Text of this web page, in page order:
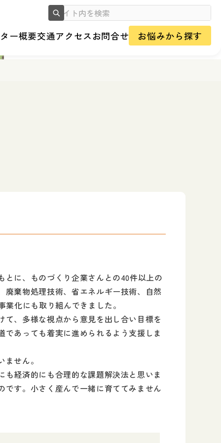
ー概要交通アクセスお問合せ お悩みから探す
に、ものづくり企業さんとの40件以上の
棄物処理技術、省エネルギー技術、自然
化にも取り組んできました。
、多様な視点から意見を出し合い目標を
あっても着実に進められるよう支援しま
せん。
経済的にも合理的な課題解決法と思いま
す。小さく産んで一緒に育ててみません